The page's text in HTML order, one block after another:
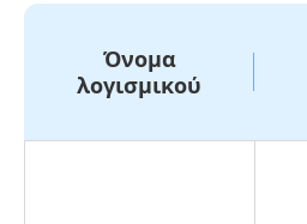
Όνομα
λογισμικού